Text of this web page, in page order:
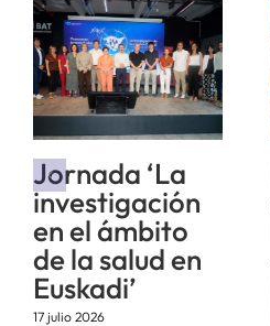
Jornada ‘La
investigación
en el ámbito
de la salud en
Euskadi’
17 julio 2026